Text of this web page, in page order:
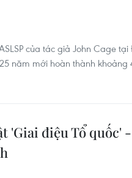
của tác giả John Cage
năm mới hoàn thành khoảng
'Giai điệu Tổ quốc'